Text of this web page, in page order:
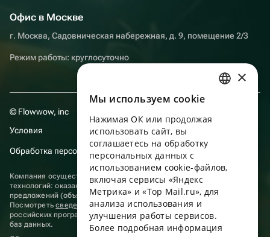
Офис в Москве
г. Москва, Садовническая набережная, д. 9, помещение 2/3
Режим работы: круглосуточно
© Flowwow, inc
Условия
Обработка персональных данных
Компания осуществляет деятельность в области информационных
технологий: оказание услуг в сети “Интернет” по размещению
предложений (объявлений) продавцов о реализации товаров.
Посмотретьсведения о программах, включенных в реестр
российских программ для электронных вычислительных машин и
баз данных.
ENGLISH
UKRAINIAN
PORTUGUESE
×
Мы используем сookie
Нажимая ОК или продолжая
использовать сайт, вы
соглашаетесь на обработку
персональных данных с
использованием cookie-файлов,
включая сервисы «Яндекс
Метрика» и «Top Mail.ru», для
анализа использования и
улучшения работы сервисов.
Более подробная информация